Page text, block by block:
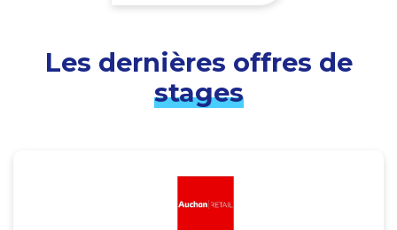
Les dernières offres de
stages